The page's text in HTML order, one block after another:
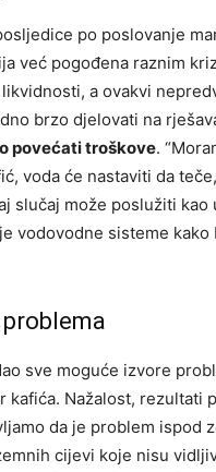
po poslovanje
već pogođena raznim
a ovakvi
brzo djelovati na
povećati troškove.
voda će nastaviti da
slučaj može poslužiti
vodovodne sisteme
sve moguće izvore
Nažalost, rezultati
da je problem ispod
cijevi koje nisu